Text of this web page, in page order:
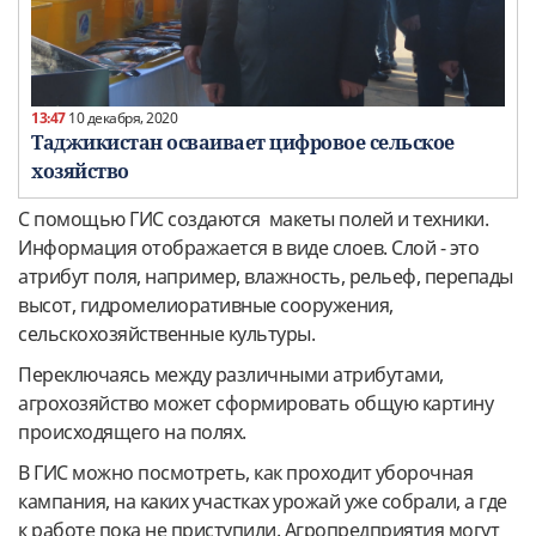
13:4710 декабря, 2020
Таджикистан осваивает цифровое сельское
хозяйство
С помощью ГИС создаются макеты полей и техники.
Информация отображается в виде слоев. Слой - это
атрибут поля, например, влажность, рельеф, перепады
высот, гидромелиоративные сооружения,
сельскохозяйственные культуры.
Переключаясь между различными атрибутами,
агрохозяйство может сформировать общую картину
происходящего на полях.
В ГИС можно посмотреть, как проходит уборочная
кампания, на каких участках урожай уже собрали, а где
к работе пока не приступили. Агропредприятия могут